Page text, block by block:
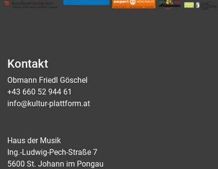
Kontakt
Obmann Friedl Göschel
+43 660 52 944 61
info@kultur-plattform.at
Haus der Musik
Ing.-Ludwig-Pech-Straße 7
5600 St. Johann im Pongau